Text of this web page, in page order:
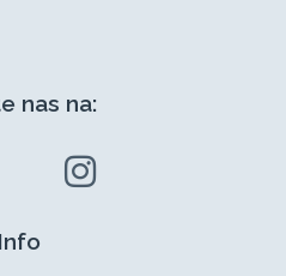
nas na:
Info